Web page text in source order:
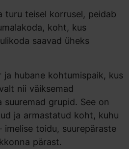
turu teisel korrusel, peidab
koht, kus
saavad üheks
ja hubane kohtumispaik, kus
nii väiksemad
grupid. See on
ja armastatud koht, kuhu
imelise toidu, suurepäraste
pärast.